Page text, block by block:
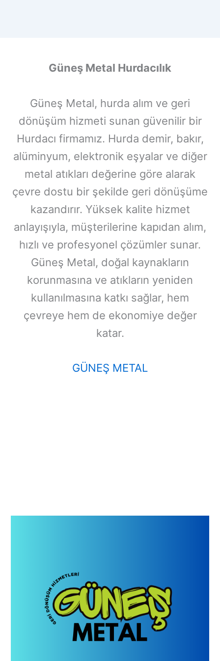
Güneş Metal Hurdacılık
Güneş Metal, hurda alım ve geri
dönüşüm hizmeti sunan güvenilir bir
Hurdacı firmamız. Hurda demir, bakır,
alüminyum, elektronik eşyalar ve diğer
metal atıkları değerine göre alarak
çevre dostu bir şekilde geri dönüşüme
kazandırır. Yüksek kalite hizmet
anlayışıyla, müşterilerine kapıdan alım,
hızlı ve profesyonel çözümler sunar.
Güneş Metal, doğal kaynakların
korunmasına ve atıkların yeniden
kullanılmasına katkı sağlar, hem
çevreye hem de ekonomiye değer
katar.
GÜNEŞ METAL